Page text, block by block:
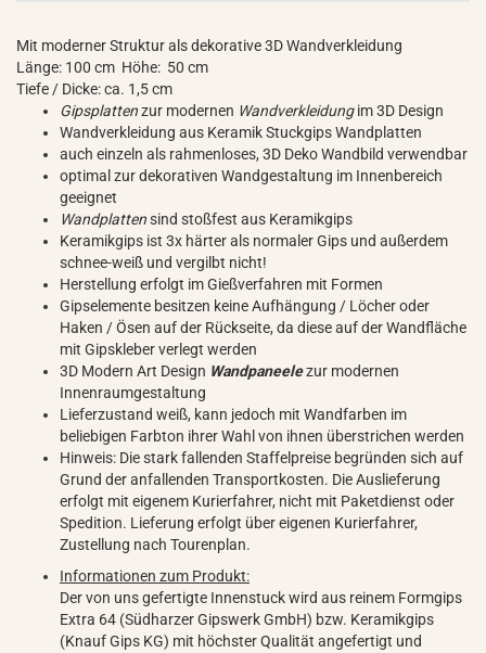
Mit moderner Struktur als dekorative 3D Wandverkleidung
Länge: 100 cm Höhe: 50 cm
Tiefe / Dicke: ca. 1,5 cm
Gipsplattenzur modernen Wandverkleidungim 3D Design
Wandverkleidung aus Keramik Stuckgips Wandplatten
auch einzeln als rahmenloses, 3D Deko Wandbild verwendbar
optimal zur dekorativen Wandgestaltung im Innenbereich
geeignet
Wandplattensind stoßfest aus Keramikgips
Keramikgips ist 3x härter als normaler Gips und außerdem
schnee-weiß und vergilbt nicht!
Herstellung erfolgt im Gießverfahren mit Formen
Gipselemente besitzen keine Aufhängung / Löcher oder
Haken / Ösen auf der Rückseite, da diese auf der Wandfläche
mit Gipskleber verlegt werden
3D Modern Art Design Wandpaneelezur modernen
Innenraumgestaltung
Lieferzustand weiß, kann jedoch mit Wandfarben im
beliebigen Farbton ihrer Wahl von ihnen überstrichen werden
Hinweis: Die stark fallenden Staffelpreise begründen sich auf
Grund der anfallenden Transportkosten. Die Auslieferung
erfolgt mit eigenem Kurierfahrer, nicht mit Paketdienst oder
Spedition. Lieferung erfolgt über eigenen Kurierfahrer,
Zustellung nach Tourenplan.
Informationen zum Produkt:
Der von uns gefertigte Innenstuck wird aus reinem Formgips
Extra 64 (Südharzer Gipswerk GmbH) bzw. Keramikgips
(Knauf Gips KG) mit höchster Qualität angefertigt und